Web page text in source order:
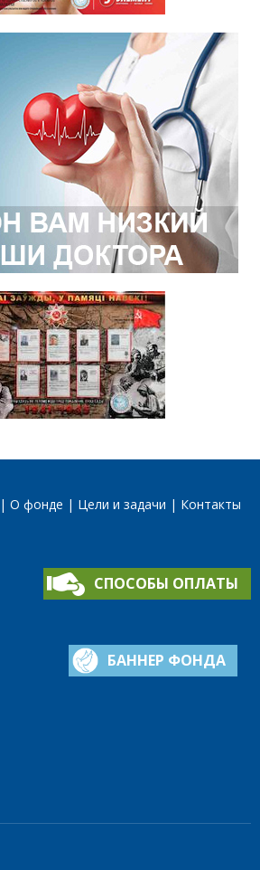
О фонде Цели и задачи Контакты
СПОСОБЫ ОПЛАТЫ
БАННЕР ФОНДА